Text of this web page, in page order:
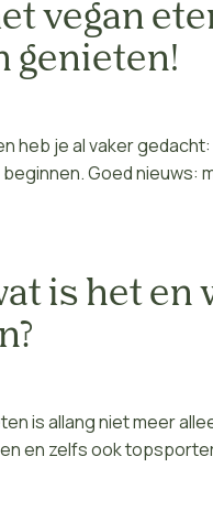
vegan
genieten!
heb je al vaker gedacht:
Goed nieuws:
is het
is allang niet meer
en zelfs ook